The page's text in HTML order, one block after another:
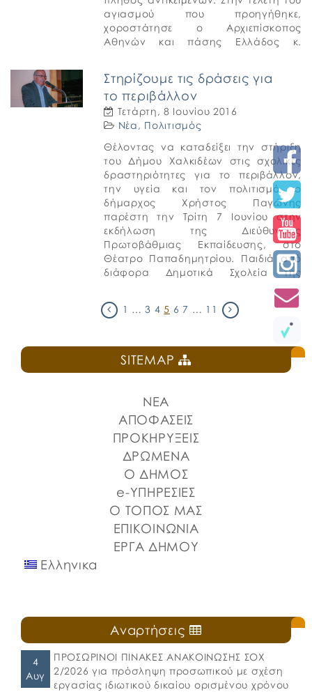
αγιασμού που προηγήθηκε,
χοροστάτησε ο Αρχιεπίσκοπος
Αθηνών και πάσης Ελλάδος κ.
Γεώργιος, […]
Στηρίζουμε τις δράσεις για
το περιβάλλον
Τετάρτη, 8 Ιουνίου 2016
Νέα , Πολιτισμός
Θέλοντας να καταδείξει την στήριξη
του Δήμου Χαλκιδέων στις σχολικές
δραστηριότητες για το περιβάλλον,
την υγεία και τον πολιτισμό, ο
δήμαρχος Χρήστος Παγώνης
παρέστη την Τρίτη 7 Ιουνίου στην
εκδήλωση της Διεύθυνσης
Πρωτοβάθμιας Εκπαίδευσης, στο
Θέατρο Παπαδημητρίου. Παιδιά από
διάφορα Δημοτικά Σχολεία της
περιοχής παρουσίασαν
δραστηριότητες, με την καθοδήγηση
των εκπαιδευτικών τους, που
1 … 3 4 5 6 7 … 11
SITEMAP
ΝΕΑ
ΑΠΟΦΑΣΕΙΣ
ΠΡΟΚΗΡΥΞΕΙΣ
ΔΡΩΜΕΝΑ
Ο ΔΗΜΟΣ
e-ΥΠΗΡΕΣΙΕΣ
Ο ΤΟΠΟΣ ΜΑΣ
ΕΠΙΚΟΙΝΩΝΙΑ
ΕΡΓΑ ΔΗΜΟΥ
Ελληνικα
Αναρτήσεις
4
Αυγ
ΠΡΟΣΩΡΙΝΟΙ ΠΙΝΑΚΕΣ ΑΝΑΚΟΙΝΩΣΗΣ ΣΟΧ
2/2026 για πρόσληψη προσωπικού με σχέση
εργασίας ιδιωτικού δικαίου ορισμένου χρόνου